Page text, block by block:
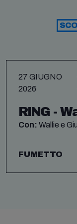
27 GIUGNO
2026
RING -
Con: Wallie e
FUMETTO